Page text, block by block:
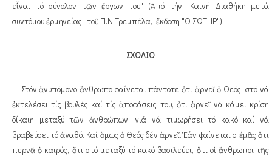
εἶναι τό σύνολον τῶν ἔργων του" (Ἀπό τήν "Καινή Διαθήκη μετά
συντόμου ἑρμηνείας" τοῦ Π.Ν.Τρεμπέλα, ἔκδοση "Ο ΣΩΤΗΡ").
ΣΧΟΛΙΟ
Στόν ἀνυπόμονο ἄνθρωπο φαίνεται πάντοτε ὅτι ἀργεῖ ὁ Θεός στό νά
ἐκτελέσει τίς βουλές καί τίς ἀποφάσεις του, ὅτι ἀργεῖ νά κάμει κρίση
δίκαιη μεταξύ τῶν ἀνθρώπων, γιά νά τιμωρήσει τό κακό καί νά
βραβεύσει τό ἀγαθό. Καί ὅμως ὁ Θεός δέν ἀργεῖ. Ἐάν φαίνεται σ’ ἐμᾶς ὅτι
περνᾶ ὁ καιρός, ὅτι στό μεταξύ τό κακό βασιλεύει, ὅτι οἱ ἄνθρωποι τῆς